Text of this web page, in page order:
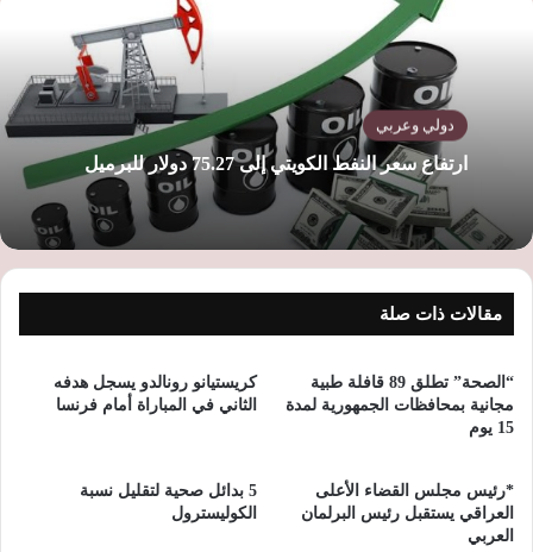
دولي وعربي
ارتفاع سعر النفط الكويتي إلى 75.27 دولار للبرميل
مقالات ذات صلة
“الصحة” تطلق 89 قافلة طبية
مجانية بمحافظات الجمهورية لمدة
15 يوم
كريستيانو رونالدو يسجل هدفه
الثاني في المباراة أمام ‎فرنسا
*رئيس مجلس القضاء الأعلى
العراقي يستقبل رئيس البرلمان
العربي
5 بدائل صحية لتقليل نسبة
الكوليسترول